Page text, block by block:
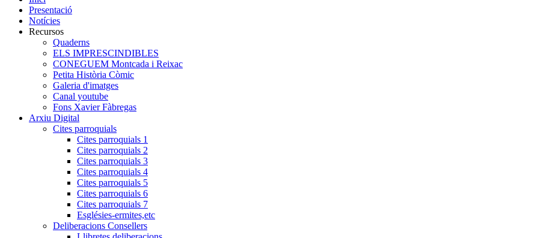
Presentació
Notícies
Recursos
Quaderns
ELS IMPRESCINDIBLES
CONEGUEM Montcada i Reixac
Petita Història Còmic
Galeria d'imatges
Canal youtube
Fons Xavier Fàbregas
Arxiu Digital
Cites parroquials
Cites parroquials 1
Cites parroquials 2
Cites parroquials 3
Cites parroquials 4
Cites parroquials 5
Cites parroquials 6
Cites parroquials 7
Esglésies-ermites,etc
Deliberacions Consellers